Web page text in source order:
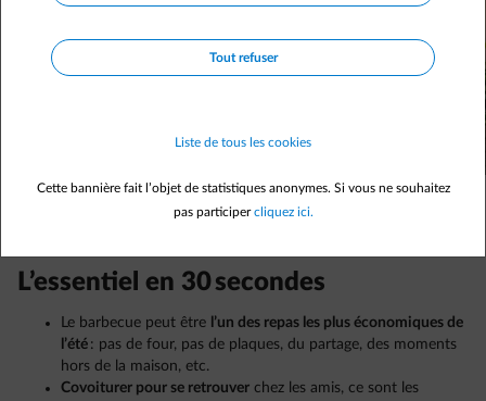
L’essentiel en 30 secondes
Le barbecue peut être l’un des repas les plus économiques de
l’été : pas de four, pas de plaques, du partage, des moments
hors de la maison, etc.
Covoiturer pour se retrouver chez les amis, ce sont les
Tout refuser
Liste de tous les cookies
Cette bannière fait l’objet de statistiques anonymes. Si vous ne souhaitez
pas participercliquez ici.